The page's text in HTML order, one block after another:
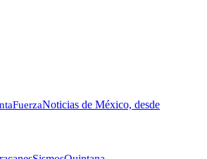
FuerzaNoticias de México, desde